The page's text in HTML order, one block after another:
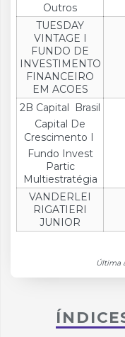
Outros
TUESDAY
VINTAGE I
FUNDO DE
INVESTIMENTO
FINANCEIRO
EM ACOES
2B Capital  Brasil
Capital De
Crescimento I 
Fundo Invest
Partic
Multiestratégia
VANDERLEI
RIGATIERI
JUNIOR
Última